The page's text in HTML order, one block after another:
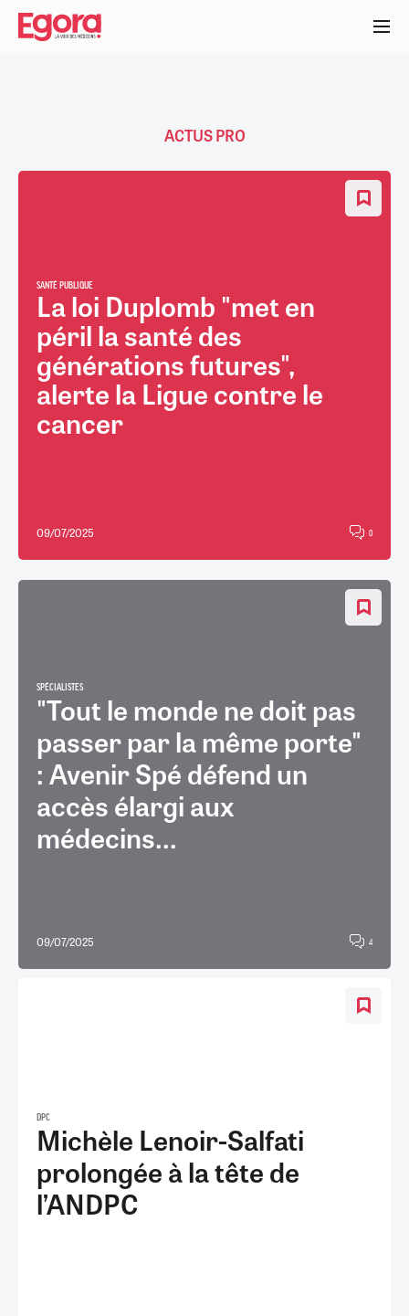
Aller
contenu
ACTUS PRO
SANTÉ PUBLIQUE
La loi Duplomb "met en
péril la santé des
générations futures",
alerte la Ligue contre le
cancer
09/07/2025 0
SPÉCIALISTES
"Tout le monde ne doit pas
passer par la même porte"
: Avenir Spé défend un
accès élargi aux
médecins...
09/07/2025 4
DPC
Michèle Lenoir-Salfati
prolongée à la tête de
l’ANDPC